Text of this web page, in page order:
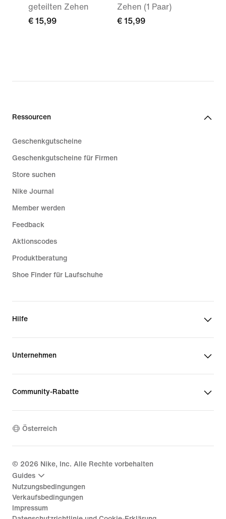
geteilten Zehen
€ 15,99
Zehen (1 Paar)
€ 15,99
Ressourcen
Geschenkgutscheine
Geschenkgutscheine für Firmen
Store suchen
Nike Journal
Member werden
Feedback
Aktionscodes
Produktberatung
Shoe Finder für Laufschuhe
Hilfe
Unternehmen
Community-Rabatte
Österreich
© 2026 Nike, Inc. Alle Rechte vorbehalten
Guides
Nutzungsbedingungen
Verkaufsbedingungen
Impressum